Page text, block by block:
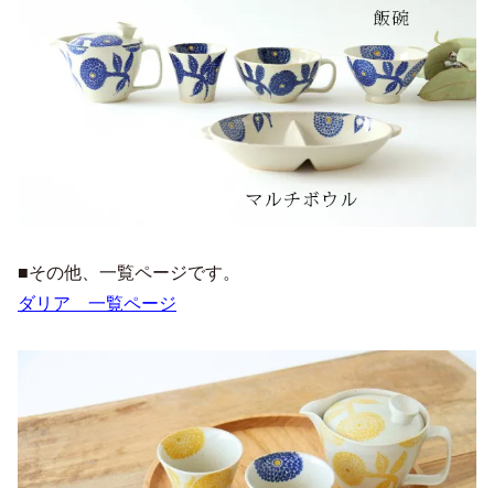
■その他、一覧ページです。
ダリア 一覧ページ